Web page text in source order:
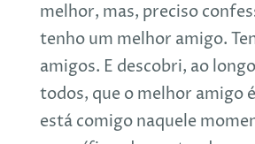
melhor, mas, preciso
tenho um melhor amigo.
amigos. E descobri, ao
todos, que o melhor amigo
está comigo naquele